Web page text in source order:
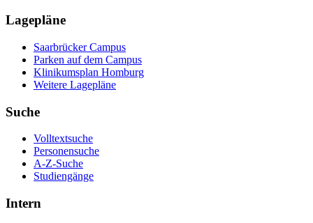
Lagepläne
Saarbrücker Campus
Parken auf dem Campus
Klinikumsplan Homburg
Weitere Lagepläne
Suche
Volltextsuche
Personensuche
A-Z-Suche
Studiengänge
Intern